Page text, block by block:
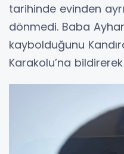
tarihinde evinden
dönmedi. Baba
kaybolduğunu
Karakolu’na